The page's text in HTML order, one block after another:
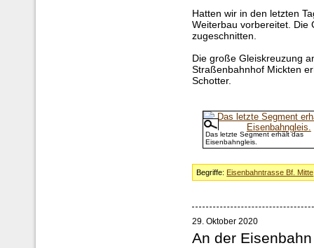
Hatten wir in den letzten
Weiterbau vorbereitet. Die
zugeschnitten.
Die große Gleiskreuzung
Straßenbahnhof Mickten
Schotter.
Das letzte Segment erhält das
Eisenbahngleis.
Begriffe: Eisenbahntrasse Bf. Mitte
29. Oktober 2020
An der Eisenbahn